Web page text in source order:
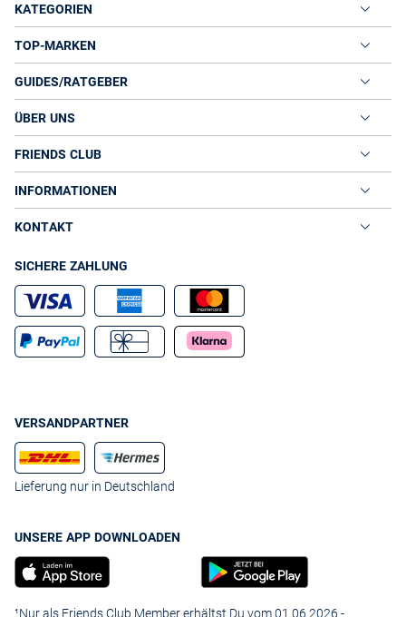
KATEGORIEN
TOP-MARKEN
GUIDES/RATGEBER
ÜBER UNS
FRIENDS CLUB
INFORMATIONEN
KONTAKT
SICHERE ZAHLUNG
VERSANDPARTNER
Lieferung nur in Deutschland
UNSERE APP DOWNLOADEN
¹Nur als Friends Club Member erhältst Du vom 01.06.2026 -